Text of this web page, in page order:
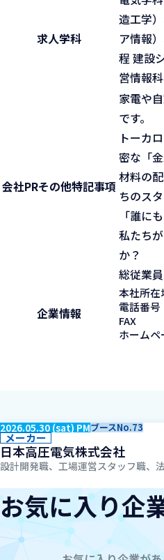
求人学科
造工学
ア情報
程 建設
営情報
会社PRその他特記事項
家電や
です。
トーカ
密な「
材料の
ちのスタ
「誰に
私たち
か？
総従業員
企業情報
本社所在
電話番号
FAX
ホームペ
2026.05.30 (sat) PMブースNo.73
メーカー
日本高圧電気株式会社
設計開発職、工場運営スタッフ職、
お気に入り企